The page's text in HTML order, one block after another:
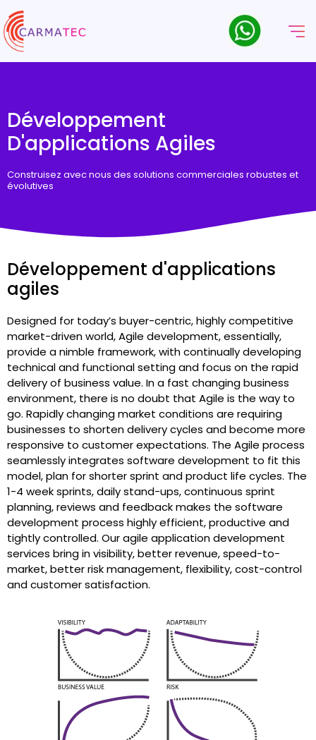
Développement
D'applications Agiles
Construisez avec nous des solutions commerciales robustes et
évolutives
Développement d'applications
agiles
Designed for today’s buyer-centric, highly competitive
market-driven world, Agile development, essentially,
provide a nimble framework, with continually developing
technical and functional setting and focus on the rapid
delivery of business value. In a fast changing business
environment, there is no doubt that Agile is the way to
go. Rapidly changing market conditions are requiring
businesses to shorten delivery cycles and become more
responsive to customer expectations. The Agile process
seamlessly integrates software development to fit this
model, plan for shorter sprint and product life cycles. The
1-4 week sprints, daily stand-ups, continuous sprint
planning, reviews and feedback makes the software
development process highly efficient, productive and
tightly controlled. Our agile application development
services bring in visibility, better revenue, speed-to-
market, better risk management, flexibility, cost-control
and customer satisfaction.